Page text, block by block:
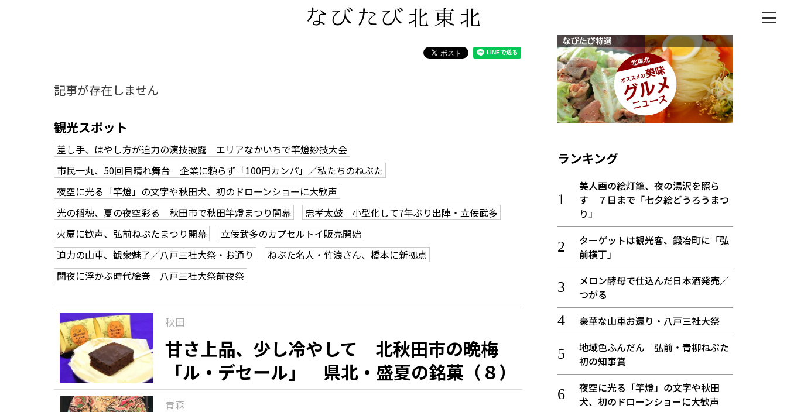
記事が存在しません
観光スポット
差し手、はやし方が迫力の演技披露 エリアなかいちで竿燈妙技大会
市民一丸、50回目晴れ舞台 企業に頼らず「100円カンパ」／私たちのねぶた
夜空に光る「竿燈」の文字や秋田犬、初のドローンショーに大歓声
光の稲穂、夏の夜空彩る 秋田市で秋田竿燈まつり開幕
忠孝太鼓 小型化して7年ぶり出陣・立佞武多
火扇に歓声、弘前ねぷたまつり開幕
立佞武多のカプセルトイ販売開始
迫力の山車、観衆魅了／八戸三社大祭・お通り
ねぶた名人・竹浪さん、橋本に新拠点
闇夜に浮かぶ時代絵巻 八戸三社大祭前夜祭
秋田
甘さ上品、少し冷やして 北秋田市の晩梅
「ル・デセール」 県北・盛夏の銘菓（８）
青森
ランキング
美人画の絵灯籠、夜の湯沢を照ら
す ７日まで「七夕絵どうろうまつ
り」
ターゲットは観光客、鍛冶町に「弘
前横丁」
メロン酵母で仕込んだ日本酒発売／
つがる
豪華な山車お還り・八戸三社大祭
地域色ふんだん 弘前・青柳ねぷた
初の知事賞
夜空に光る「竿燈」の文字や秋田
犬、初のドローンショーに大歓声
パワースポット
まつり・イベント
おみやげ・特産
道の駅・産直
アウトドア・レジャー